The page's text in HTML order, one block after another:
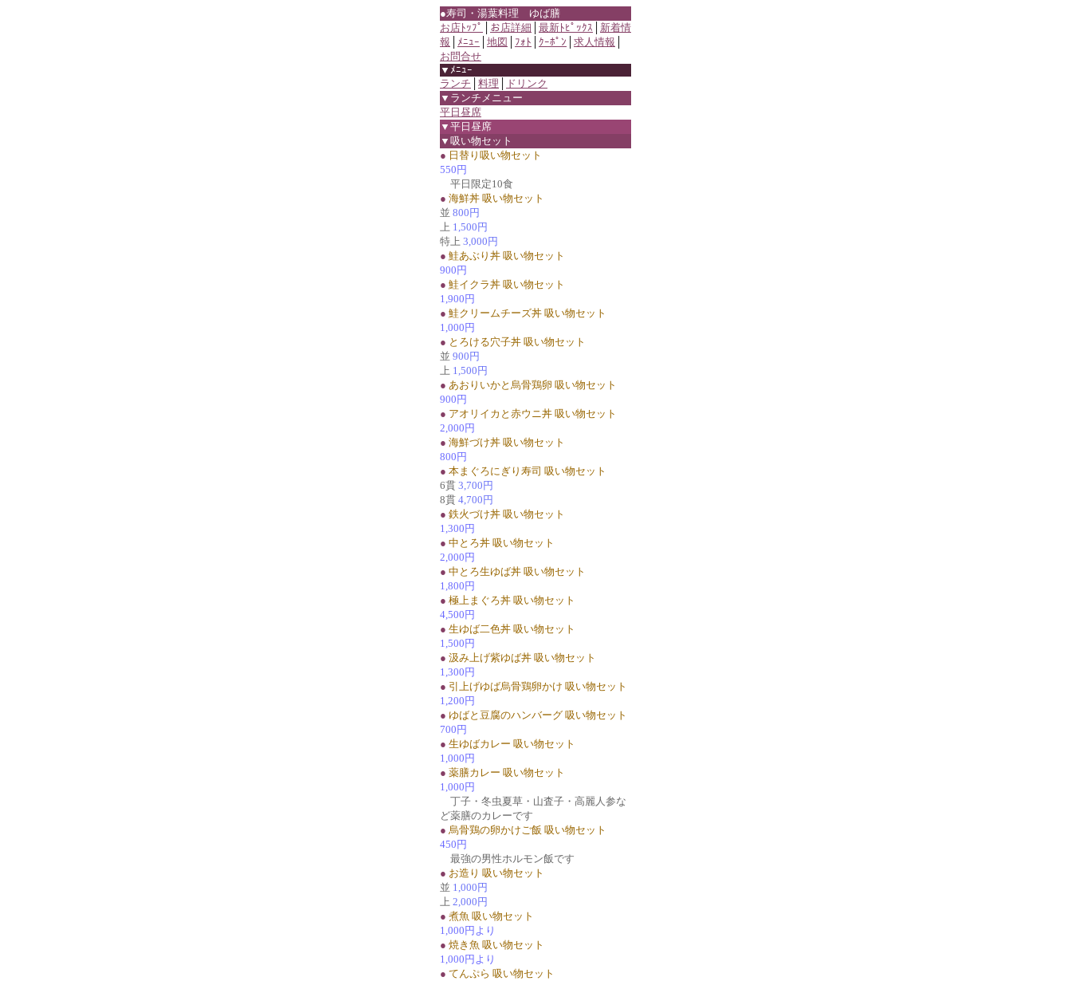
●寿司・湯葉料理 ゆば膳
お店ﾄｯﾌﾟ
お店詳細 最新ﾄﾋﾟｯｸｽ
新着情
報
ﾒﾆｭｰ 地図 ﾌｫﾄ ｸｰﾎﾟﾝ 求人情報
お問合せ
▼ﾒﾆｭｰ
ランチ
料理
ドリンク
▼ランチメニュー
平日昼席
▼平日昼席
▼吸い物セット
● 日替り吸い物セット
550円
平日限定10食
● 海鮮丼 吸い物セット
並 800円
上 1,500円
特上 3,000円
● 鮭あぶり丼 吸い物セット
900円
● 鮭イクラ丼 吸い物セット
1,900円
● 鮭クリームチーズ丼 吸い物セット
1,000円
● とろける穴子丼 吸い物セット
並 900円
上 1,500円
● あおりいかと烏骨鶏卵 吸い物セット
900円
● アオリイカと赤ウニ丼 吸い物セット
2,000円
● 海鮮づけ丼 吸い物セット
800円
● 本まぐろにぎり寿司 吸い物セット
6貫 3,700円
8貫 4,700円
● 鉄火づけ丼 吸い物セット
1,300円
● 中とろ丼 吸い物セット
2,000円
● 中とろ生ゆば丼 吸い物セット
1,800円
● 極上まぐろ丼 吸い物セット
4,500円
● 生ゆば二色丼 吸い物セット
1,500円
● 汲み上げ紫ゆば丼 吸い物セット
1,300円
● 引上げゆば烏骨鶏卵かけ 吸い物セット
1,200円
● ゆばと豆腐のハンバーグ 吸い物セット
700円
● 生ゆばカレー 吸い物セット
1,000円
● 薬膳カレー 吸い物セット
1,000円
丁子・冬虫夏草・山査子・高麗人参な
ど薬膳のカレーです
● 烏骨鶏の卵かけご飯 吸い物セット
450円
最強の男性ホルモン飯です
● お造り 吸い物セット
並 1,000円
上 2,000円
● 煮魚 吸い物セット
1,000円より
● 焼き魚 吸い物セット
1,000円より
● てんぷら 吸い物セット